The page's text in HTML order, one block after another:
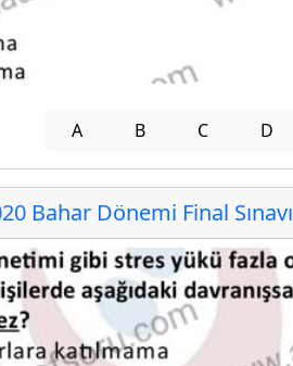
A B C D
Bahar Dönemi Final Sınavı